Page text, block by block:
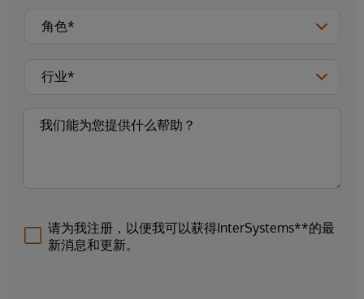
请为我注册，以便我可以获得InterSystems**的最
新消息和更新。